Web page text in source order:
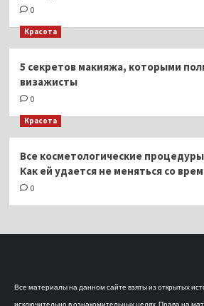
0
Красота
5 секретов макияжа, которыми
визажисты
0
Красота
Все косметологические
Как ей удается не меняться со
0
Все материалы на данном сайте взяты из открытых
исключительно в ознакомительных целях. Права на